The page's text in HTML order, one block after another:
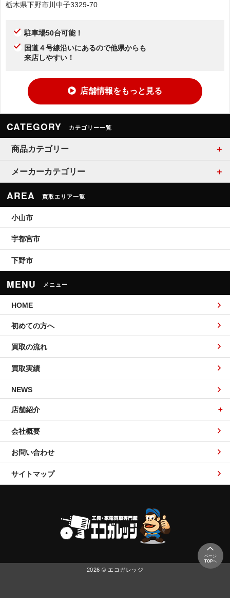
栃木県下野市川中子3329-70
駐車場50台可能！
国道４号線沿いにあるので他県からも
来店しやすい！
店舗情報をもっと見る
CATEGORY カテゴリー一覧
商品カテゴリー
メーカーカテゴリー
AREA 買取エリア一覧
小山市
宇都宮市
下野市
MENU メニュー
HOME
初めての方へ
買取の流れ
買取実績
NEWS
店舗紹介
会社概要
お問い合わせ
サイトマップ
2026 © エコガレッジ
ページ
TOPへ